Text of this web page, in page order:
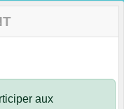
aux